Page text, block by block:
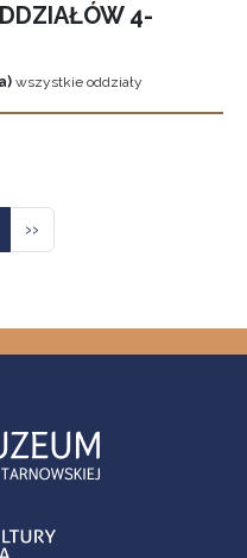
4-
wszystkie oddziały
Następna strona
››